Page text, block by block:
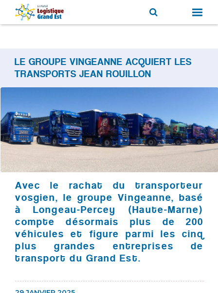
LE GROUPE VINGEANNE ACQUIERT LES
TRANSPORTS JEAN ROUILLON
Avec le rachat du transporteur
vosgien, le groupe Vingeanne, basé
à Longeau-Percey (Haute-Marne)
compte désormais plus de 200
véhicules et figure parmi les cinq
plus grandes entreprises de
transport du Grand Est.